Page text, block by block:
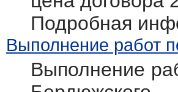
Подробная
Выполнение работ
Выполнение